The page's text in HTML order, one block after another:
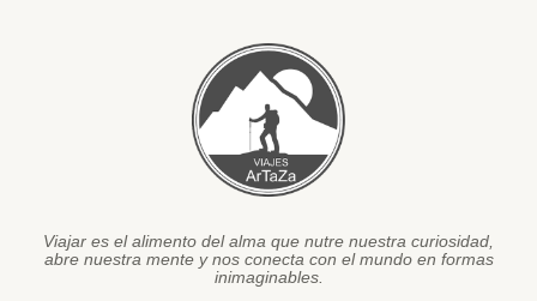
Viajar es el alimento del alma que nutre nuestra curiosidad,
abre nuestra mente y nos conecta con el mundo en formas
inimaginables.